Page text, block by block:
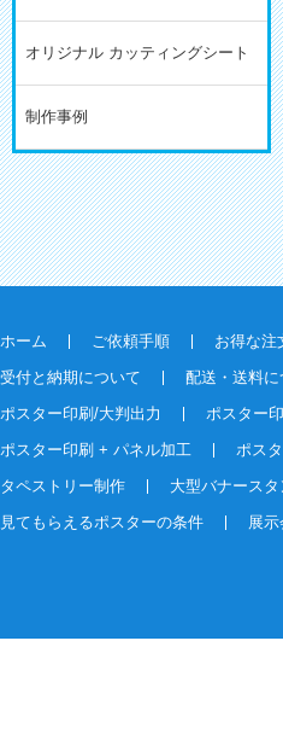
オリジナル カッティングシート
制作事例
ホーム ご依頼手順 お得な注
受付と納期について
配送・送料に
ポスター印刷/大判出力
ポスター
ポスター印刷 + パネル加工
ポス
タペストリー制作
大型バナース
見てもらえるポスターの条件
展